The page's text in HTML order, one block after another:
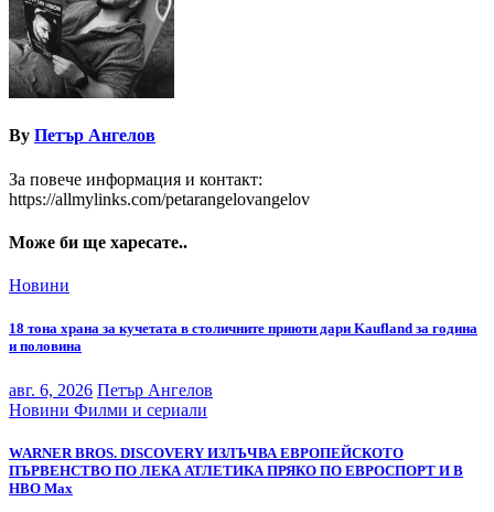
By Петър Ангелов
За повече информация и контакт:
https://allmylinks.com/petarangelovangelov
Може би ще харесате..
Новини
18 тона храна за кучетата в столичните приюти дари Kaufland за година
и половина
авг. 6, 2026 Петър Ангелов
Новини Филми и сериали
WARNER BROS. DISCOVERY ИЗЛЪЧВА ЕВРОПЕЙСКОТО
ПЪРВЕНСТВО ПО ЛЕКА АТЛЕТИКА ПРЯКО ПО ЕВРОСПОРТ И В
НВО Мах